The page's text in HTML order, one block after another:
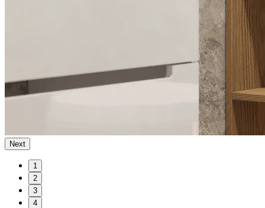
Next
1
2
3
4